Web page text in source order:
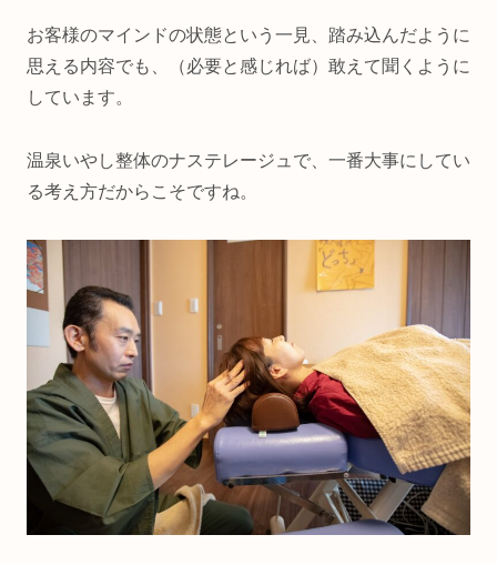
お客様のマインドの状態という一見、踏み込んだように
思える内容でも、（必要と感じれば）敢えて聞くように
しています。
温泉いやし整体のナステレージュで、一番大事にしてい
る考え方だからこそですね。